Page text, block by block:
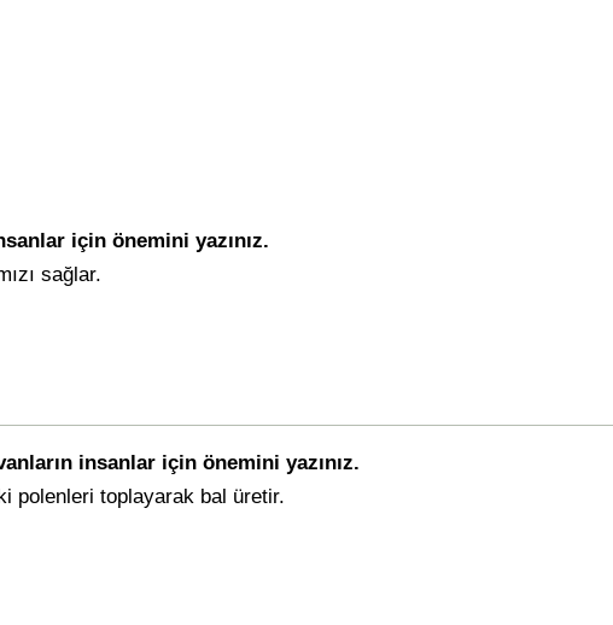
için önemini yazınız.
sağlar.
insanlar için önemini yazınız.
polenleri toplayarak bal üretir.